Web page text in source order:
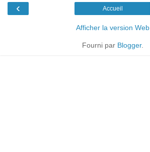
‹ Accueil
Afficher la version Web
Fourni par Blogger.